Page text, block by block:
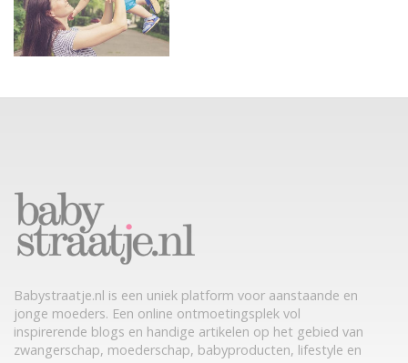
Babystraatje.nl is een uniek platform voor aanstaande en
jonge moeders. Een online ontmoetingsplek vol
inspirerende blogs en handige artikelen op het gebied van
zwangerschap, moederschap, babyproducten, lifestyle en